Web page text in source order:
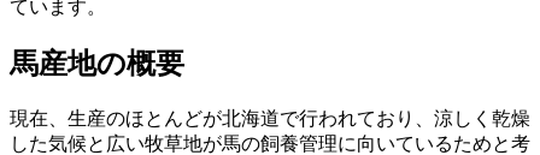
ています。
馬産地の概要
現在、生産のほとんどが北海道で行われており、涼しく乾燥
した気候と広い牧草地が馬の飼養管理に向いているためと考